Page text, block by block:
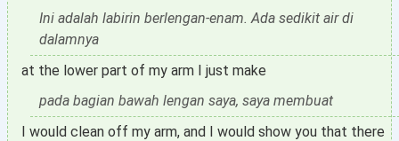
Ini adalah labirin berlengan-enam. Ada sedikit air di
dalamnya
at the lower part of my arm I just make
pada bagian bawah lengan saya, saya membuat
I would clean off my arm, and I would show you that there